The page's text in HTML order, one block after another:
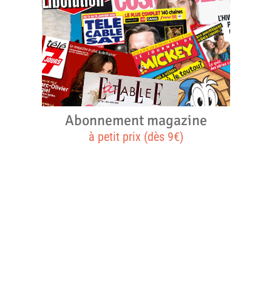
Abonnement magazine
à petit prix (dès 9€)